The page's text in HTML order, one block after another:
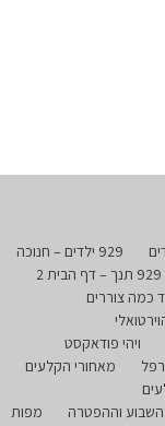
929 ילדים – חנוכה
929 תנך – דף הבית 2
כמה צוררים
ויהי פודאקסט
מאחורי הקלעים
וההפטרה
מפות